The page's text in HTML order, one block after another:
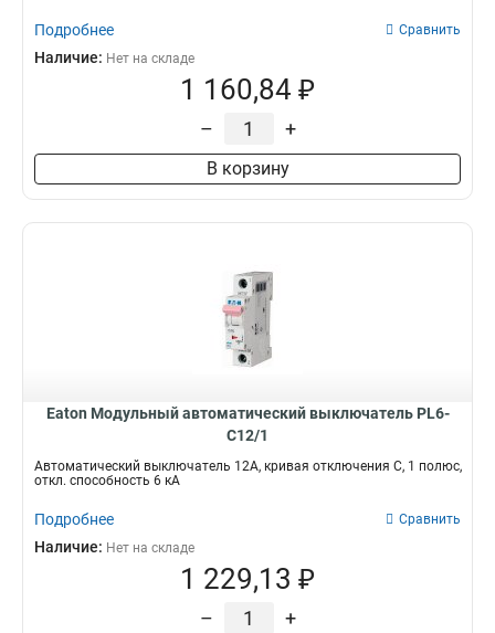
Подробнее Сравнить
Наличие: Нет на складе
1 160,84 ₽
– +
В корзину
Eaton Модульный автоматический выключатель PL6-
C12/1
Автоматический выключатель 12А, кривая отключения C, 1 полюс,
откл. способность 6 кА
Подробнее Сравнить
Наличие: Нет на складе
1 229,13 ₽
– +